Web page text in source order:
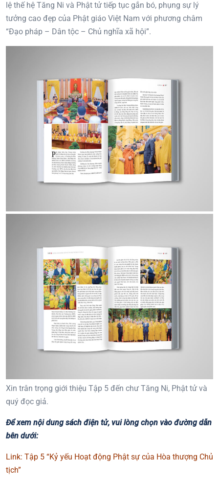
lệ thế hệ Tăng Ni và Phật tử tiếp tục gắn bó, phụng sự lý
tưởng cao đẹp của Phật giáo Việt Nam với phương châm
“Đạo pháp – Dân tộc – Chủ nghĩa xã hội”.
Xin trân trọng giới thiệu Tập 5 đến chư Tăng Ni, Phật tử và
quý đọc giả.
Để xem nội dung sách điện tử, vui lòng chọn vào đường dẫn
bên dưới:
Link: Tập 5 “Kỷ yếu Hoạt động Phật sự của Hòa thượng Chủ
tịch”